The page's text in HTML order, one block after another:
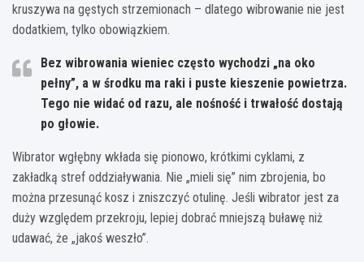
kruszywa na gęstych strzemionach – dlatego wibrowanie nie jest
dodatkiem, tylko obowiązkiem.
Bez wibrowania wieniec często wychodzi „na oko
pełny”, a w środku ma raki i puste kieszenie powietrza.
Tego nie widać od razu, ale nośność i trwałość dostają
po głowie.
Wibrator wgłębny wkłada się pionowo, krótkimi cyklami, z
zakładką stref oddziaływania. Nie „mieli się” nim zbrojenia, bo
można przesunąć kosz i zniszczyć otulinę. Jeśli wibrator jest za
duży względem przekroju, lepiej dobrać mniejszą buławę niż
udawać, że „jakoś weszło”.